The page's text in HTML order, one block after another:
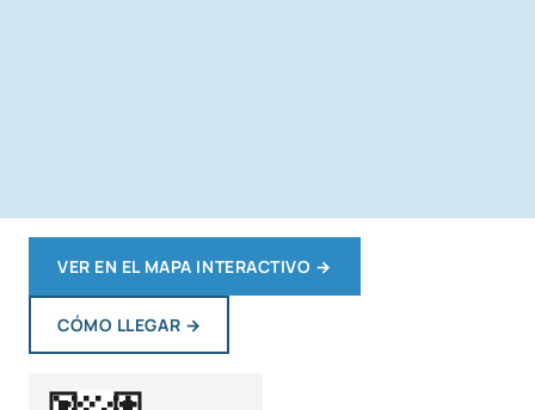
VER EN EL MAPA INTERACTIVO →
CÓMO LLEGAR →